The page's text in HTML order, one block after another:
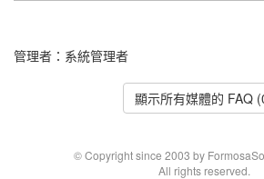
管理者： 系統管理者
顯示所有媒體的 FAQ
© Copyright since 2003 by
All rights reserved.